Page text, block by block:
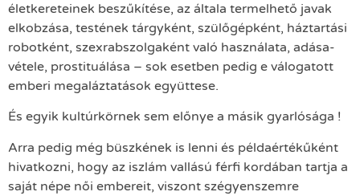
életkereteinek beszűkítése, az általa termelhető javak
elkobzása, testének tárgyként, szülőgépként, háztartási
robotként, szexrabszolgaként való használata, adása-
vétele, prostituálása – sok esetben pedig e válogatott
emberi megaláztatások együttese.
És egyik kultúrkörnek sem előnye a másik gyarlósága !
Arra pedig még büszkének is lenni és példaértékűként
hivatkozni, hogy az iszlám vallású férfi kordában tartja a
saját népe női embereit, viszont szégyenszemre